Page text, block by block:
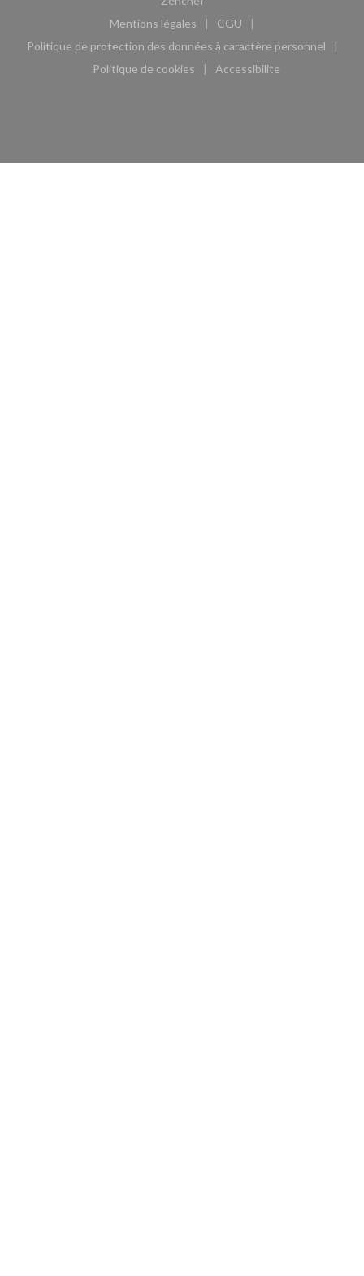
Mentions légales
((ouvre une nouvelle fenêtre))
CGU
((ouvre une nouvelle
Politique de protection des données à caractère personnel
((ouvre une nouvelle fenêtre))
Politique de cookies
((ouvre une nouvelle fenêtre))
Accessibilite